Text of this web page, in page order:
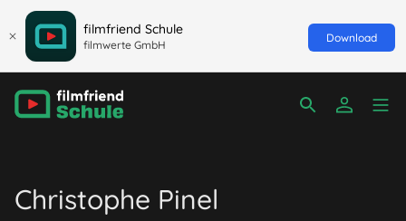
filmfriend Schule
filmwerte GmbH
Download
Christophe Pinel